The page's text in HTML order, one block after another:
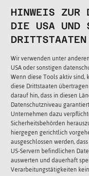
HINWEIS ZUR
DIE USA UND
DRITTSTAATEN
Wir verwenden unter
USA oder sonstigen
Wenn diese Tools aktiv
diese Drittstaaten
darauf hin, dass in diesen
Datenschutzniveau
Unternehmen dazu
Sicherheitsbehörden
hiergegen gerichtlich
ausgeschlossen werden,
US-Servern befindlichen
auswerten und dauerhaft
Verarbeitungstätigkeiten